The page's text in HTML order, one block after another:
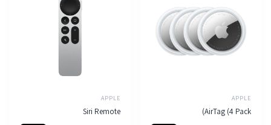
APPLE
AirTag (4 Pack)
APPLE
Siri Remote